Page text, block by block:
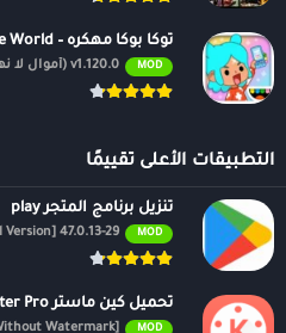
توكا بوكا مهكره – Toca Life World
MOD v1.120.0 (أموال لا نهائية + جميع المستويات)
التطبيقات الأعلى تقييمًا
تنزيل برنامج المتجر play
MOD
47.0.13-29 MOD APK [No Root/All Devices/Full Version]
تحميل كين ماستر Kine Master Pro مهكر
MOD
Without Watermark]